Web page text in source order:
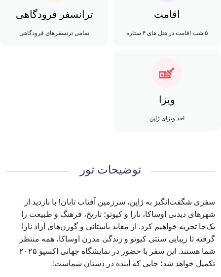
اقامت
۵ شب اقامت در هتل های ۴ ستاره
ترانسفر فرودگاهی
تمامی ترنسفرهای فرودگاهی
ویزا
اخذ ویزای ژاپن
توضیحات تور
سفری شگفت‌انگیز به ژاپن، سرزمین آفتاب تابان! با بازدید از
شهرهای دیدنی اوساکا، نارا و کیوتو؛ تاریخ، فرهنگ و طبیعت را
یک‌جا تجربه خواهیم کرد. از معابد باستانی و گوزن‌های آزاد نارا
گرفته تا زیبایی سنتی کیوتو و زندگی مدرن اوساکا، همه منتظر
شما هستند. این سفر با حضور در نمایشگاه جهانی اکسپو ۲۰۲۵
تکمیل خواهد شد؛ جایی که آینده در دستان شماست!